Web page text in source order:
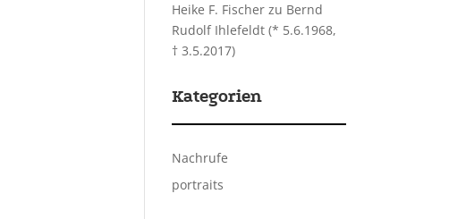
Heike F. Fischer zu Bernd
Rudolf Ihlefeldt (* 5.6.1968,
† 3.5.2017)
Kategorien
Nachrufe
portraits